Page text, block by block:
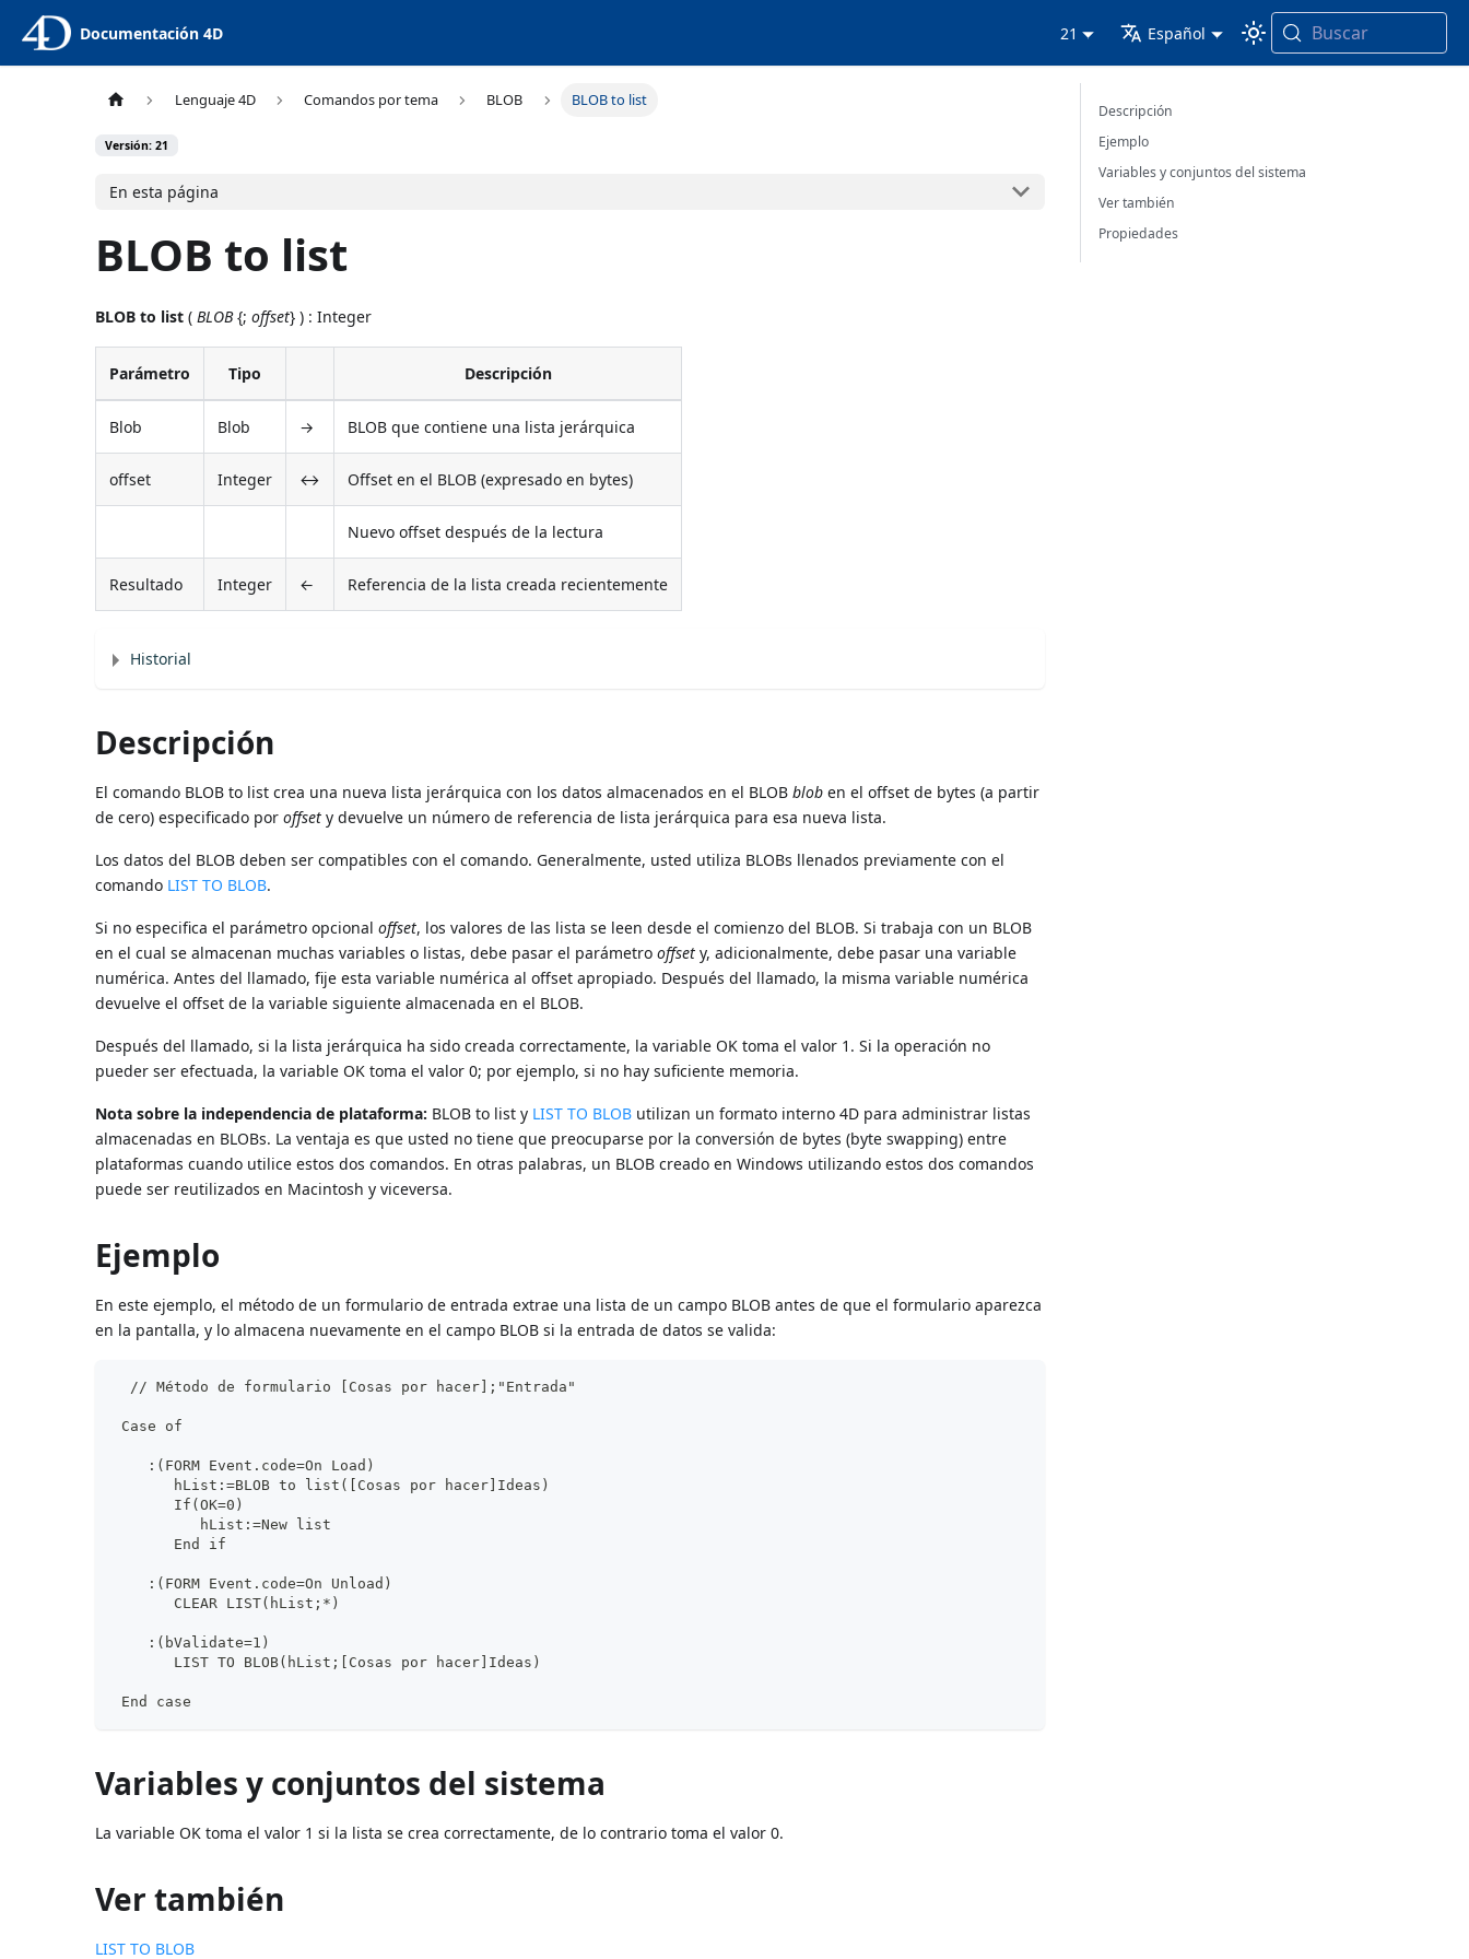
Documentación 4D 21 Español Buscar
Lenguaje 4D Comandos por tema BLOB BLOB to list
Versión: 21
En esta página
BLOB to list
BLOB to list (BLOB{;offset} ) : Integer
Parámetro Tipo Descripción
Blob Blob → BLOB que contiene una lista jerárquica
offset Integer ↔ Offset en el BLOB (expresado en bytes)
Nuevo offset después de la lectura
Resultado Integer ← Referencia de la lista creada recientemente
Historial
Descripción
El comando BLOB to list crea una nueva lista jerárquica con los datos almacenados en el BLOBblob en el offset de bytes (a partir
de cero) especificado poroffset y devuelve un número de referencia de lista jerárquica para esa nueva lista.
Los datos del BLOB deben ser compatibles con el comando. Generalmente, usted utiliza BLOBs llenados previamente con el
comando LIST TO BLOB.
Si no especifica el parámetro opcionaloffset, los valores de las lista se leen desde el comienzo del BLOB. Si trabaja con un BLOB
en el cual se almacenan muchas variables o listas, debe pasar el parámetrooffset y, adicionalmente, debe pasar una variable
numérica. Antes del llamado, fije esta variable numérica al offset apropiado. Después del llamado, la misma variable numérica
devuelve el offset de la variable siguiente almacenada en el BLOB.
Después del llamado, si la lista jerárquica ha sido creada correctamente, la variable OK toma el valor 1. Si la operación no
pueder ser efectuada, la variable OK toma el valor 0; por ejemplo, si no hay suficiente memoria.
Nota sobre la independencia de plataforma: BLOB to list y LIST TO BLOB utilizan un formato interno 4D para administrar listas
almacenadas en BLOBs. La ventaja es que usted no tiene que preocuparse por la conversión de bytes (byte swapping) entre
plataformas cuando utilice estos dos comandos. En otras palabras, un BLOB creado en Windows utilizando estos dos comandos
puede ser reutilizados en Macintosh y viceversa.
Ejemplo
En este ejemplo, el método de un formulario de entrada extrae una lista de un campo BLOB antes de que el formulario aparezca
en la pantalla, y lo almacena nuevamente en el campo BLOB si la entrada de datos se valida:
// Método de formulario [Cosas por hacer];"Entrada"
Case of
:(FORM Event.code=On Load)
hList:=BLOB to list([Cosas por hacer]Ideas)
If(OK=0)
hList:=New list
End if
:(FORM Event.code=On Unload)
CLEAR LIST(hList;*)
:(bValidate=1)
LIST TO BLOB(hList;[Cosas por hacer]Ideas)
End case
Variables y conjuntos del sistema
La variable OK toma el valor 1 si la lista se crea correctamente, de lo contrario toma el valor 0.
Ver también
LIST TO BLOB
Descripción
Ejemplo
Variables y conjuntos del sistema
Ver también
Propiedades